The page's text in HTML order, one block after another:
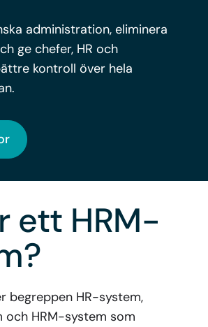
administration, eliminera
ge chefer, HR och
kontroll över hela
ett HRM-
begreppen HR-system,
och HRM-system som